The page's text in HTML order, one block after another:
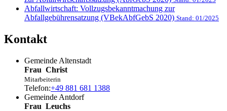
Abfallwirtschaft: Vollzugsbekanntmachung zur
Abfallgebührensatzung (VBekAbfGebS 2020) Stand: 01/2025
Kontakt
Gemeinde Altenstadt
Frau Christ
Mitarbeiterin
Telefon:+49 881 681 1388
Gemeinde Antdorf
Frau Leuchs